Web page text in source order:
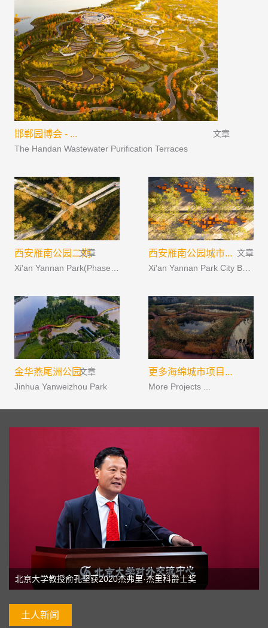
邯郸园博会 - ...
文章
The Handan Wastewater Purification Terraces
西安雁南公园二期
文章
西安雁南公园城市... 文章
金华燕尾洲公园文章
Jinhua Yanweizhou Park
更多海绵城市项目...
More Projects ...
北京大学教授俞孔坚获2020杰弗里·杰里科爵士奖
土人新闻